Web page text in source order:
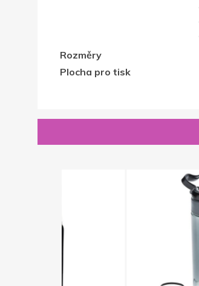
Rozměry
Plocha pro tisk